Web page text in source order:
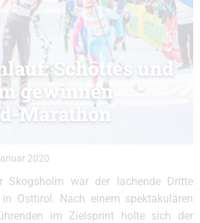
Schöttes und
gewinnen
Marathon
2020
Skogsholm war der lachende Dritte
Osttirol. Nach einem spektakulären
im Zielsprint holte sich der